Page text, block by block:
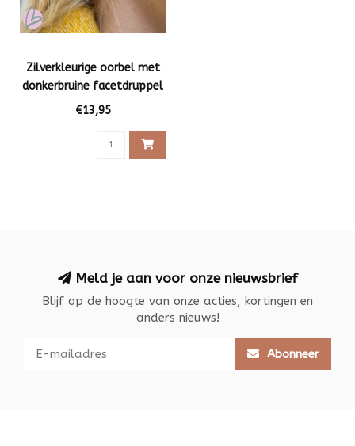
Zilverkleurige oorbel met
donkerbruine facetdruppel
€13,95
Meld je aan voor onze nieuwsbrief
Blijf op de hoogte van onze acties, kortingen en
anders nieuws!
Abonneer